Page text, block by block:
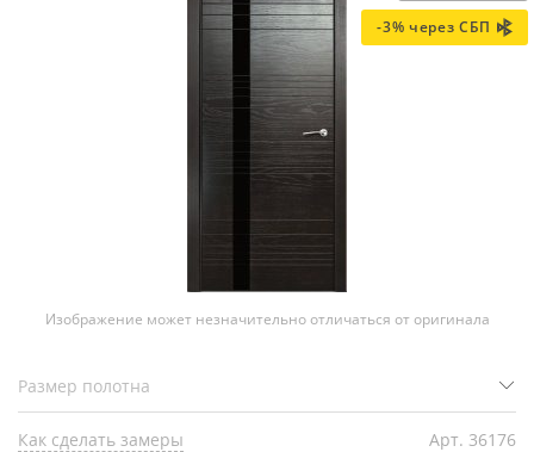
-3% через СБП
Изображение может незначительно отличаться от оригинала
Как сделать замеры Арт. 36176